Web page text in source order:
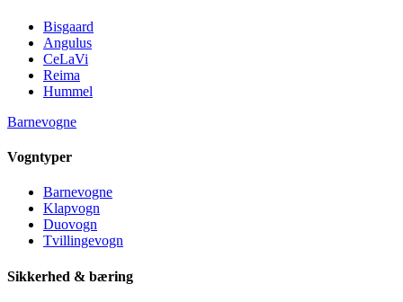
Bisgaard
Angulus
CeLaVi
Reima
Hummel
Barnevogne
Vogntyper
Barnevogne
Klapvogn
Duovogn
Tvillingevogn
Sikkerhed & bæring